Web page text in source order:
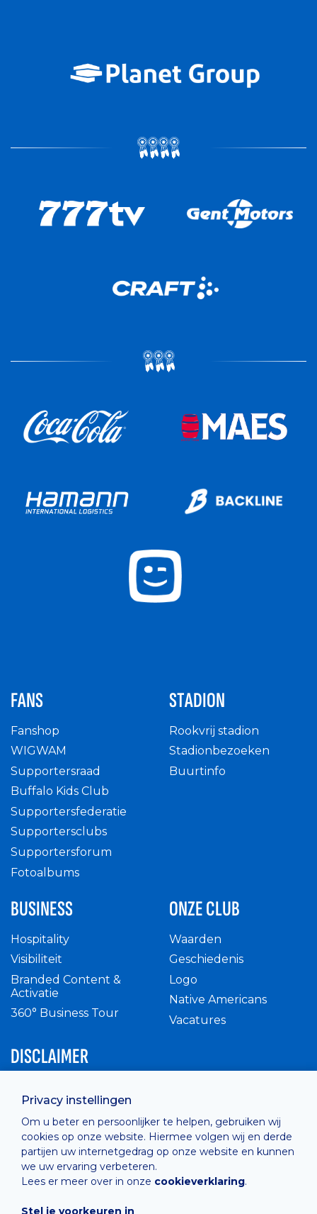
Privacy instellingen
Om u beter en persoonlijker te helpen, gebruiken wij
cookies op onze website. Hiermee volgen wij en derde
partijen uw internetgedrag op onze website en kunnen
we uw ervaring verbeteren.
Lees er meer over in onze cookieverklaring.
Stel je voorkeuren in
FANS
Fanshop
WIGWAM
Supportersraad
Buffalo Kids Club
Supportersfederatie
Supportersclubs
Supportersforum
Fotoalbums
STADION
Rookvrij stadion
Stadionbezoeken
Buurtinfo
BUSINESS
Hospitality
Visibiliteit
Branded Content &
Activatie
360° Business Tour
ONZE CLUB
Waarden
Geschiedenis
Logo
Native Americans
Vacatures
DISCLAIMER
Privacy Policy
Cashless
verkoopsvoorwaarden
Cookie Policy